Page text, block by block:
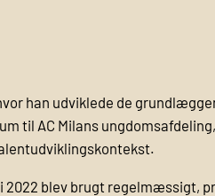
han udviklede de
til AC Milans
i 2022 blev brugt regelmæssigt,